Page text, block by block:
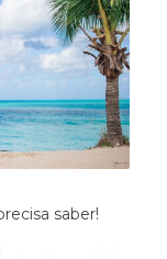
saber!